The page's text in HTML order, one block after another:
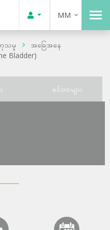
MM
ကုသမှု
အခြေအနေ
Bladder)
စင်တာများ